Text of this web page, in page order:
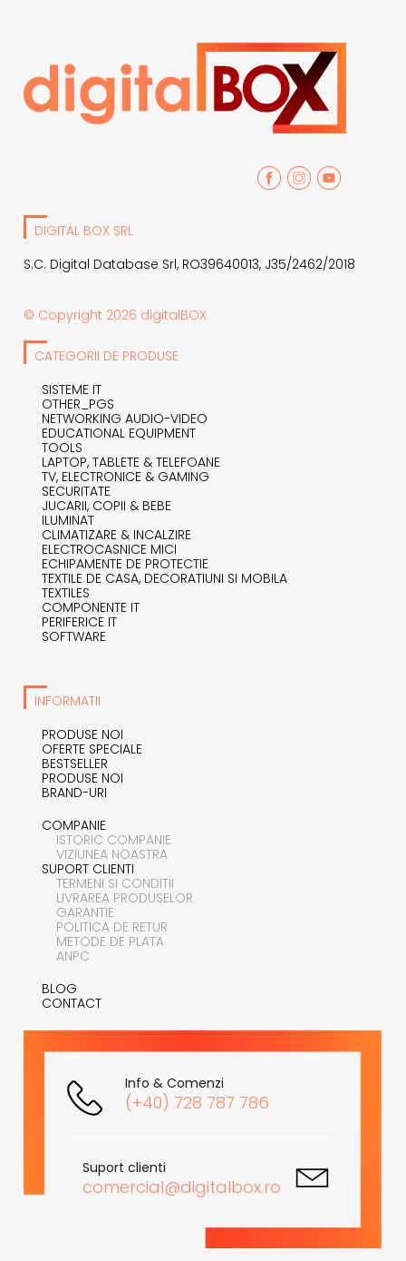
DIGITAL BOX SRL
S.C. Digital Database Srl, RO39640013, J35/2462/2018
© Copyright 2026 digitalBOX
CATEGORII DE PRODUSE
SISTEME IT
OTHER_PGS
NETWORKING AUDIO-VIDEO
EDUCATIONAL EQUIPMENT
TOOLS
LAPTOP, TABLETE & TELEFOANE
TV, ELECTRONICE & GAMING
SECURITATE
JUCARII, COPII & BEBE
ILUMINAT
CLIMATIZARE & INCALZIRE
ELECTROCASNICE MICI
ECHIPAMENTE DE PROTECTIE
TEXTILE DE CASA, DECORATIUNI SI MOBILA
TEXTILES
COMPONENTE IT
PERIFERICE IT
SOFTWARE
INFORMATII
PRODUSE NOI
OFERTE SPECIALE
BESTSELLER
PRODUSE NOI
BRAND-URI
COMPANIE
ISTORIC COMPANIE
VIZIUNEA NOASTRA
SUPORT CLIENTI
TERMENI SI CONDITII
LIVRAREA PRODUSELOR
GARANTIE
POLITICA DE RETUR
METODE DE PLATA
ANPC
BLOG
CONTACT
Info & Comenzi
(+40) 728 787 786
Suport clienti
comercial@digitalbox.ro